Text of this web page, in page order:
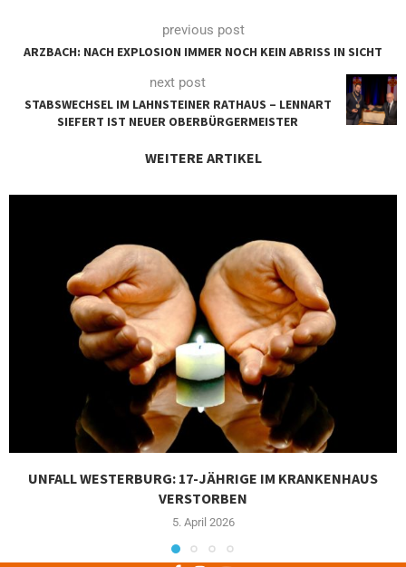
previous post
ARZBACH: NACH EXPLOSION IMMER NOCH KEIN ABRISS IN SICHT
next post
STABSWECHSEL IM LAHNSTEINER RATHAUS – LENNART
SIEFERT IST NEUER OBERBÜRGERMEISTER
WEITERE ARTIKEL
UNFALL WESTERBURG: 17-JÄHRIGE IM KRANKENHAUS
VERSTORBEN
5. April 2026